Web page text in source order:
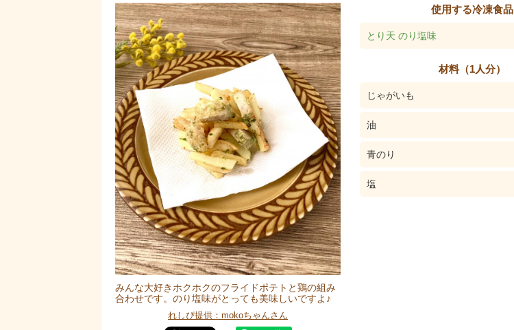
みんな大好きホクホクのフライドポテトと鶏の組み
合わせです。のり塩味がとっても美味しいですよ♪
れしぴ提供：mokoちゃんさん
使用する冷凍食品
とり天 のり塩味
材料（1人分）
じゃがいも
油
青のり
塩